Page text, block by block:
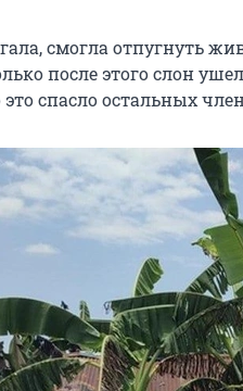
смогла отпугнуть
после этого слон
это спасло остальных